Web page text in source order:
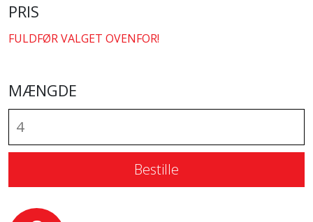
PRIS
FULDFØR VALGET OVENFOR!
MÆNGDE
Bestille